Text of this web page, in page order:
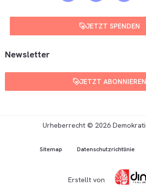
JETZT SPENDEN
Newsletter
JETZT ABONNIEREN
Urheberrecht © 2026
Sitemap Datenschutzrichtlinie
Erstellt von